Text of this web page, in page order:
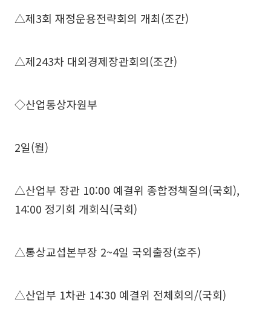
△제3회 재정운용전략회의 개최(조간)
△제243차 대외경제장관회의(조간)
◇산업통상자원부
2일(월)
△산업부 장관 10:00 예결위 종합정책질의(국회),
14:00 정기회 개회식(국회)
△통상교섭본부장 2~4일 국외출장(호주)
△산업부 1차관 14:30 예결위 전체회의/(국회)